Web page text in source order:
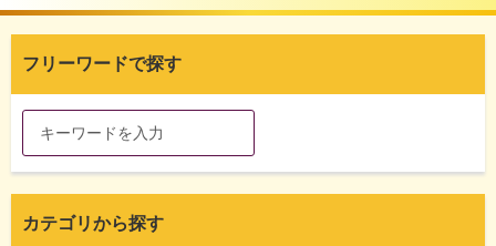
フリーワードで探す
カテゴリから探す